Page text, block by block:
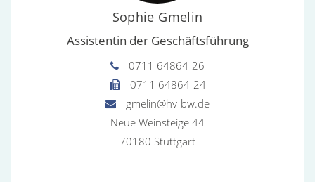
Sophie Gmelin
Assistentin der Geschäftsführung
0711 64864-26
0711 64864-24
gmelin@hv-bw.de
Neue Weinsteige 44
70180 Stuttgart